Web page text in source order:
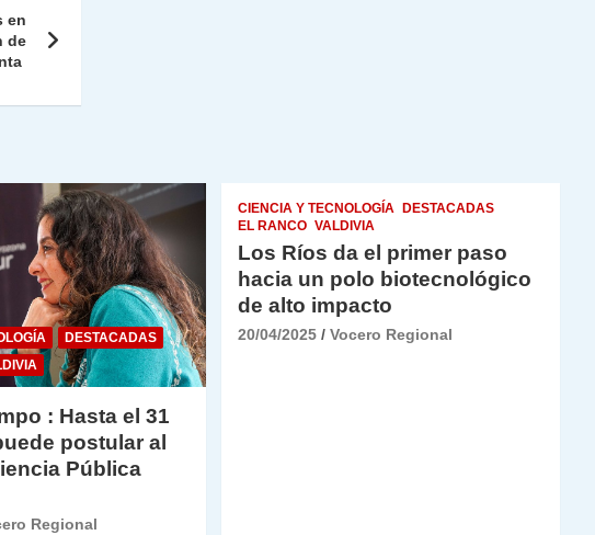
en
de
DESTACADAS
: Hasta el 31
postular al
Pública
Regional
CIENCIA Y TECNOLOGÍA
DESTACADAS
EL RANCO VALDIVIA
Los Ríos da el primer paso
hacia un polo biotecnológico
de alto impacto
20/04/2025 Vocero Regional